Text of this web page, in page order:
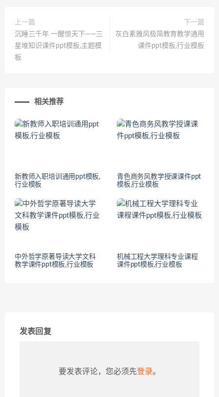
上一篇
沉睡三千年 一醒惊天下——三
星堆知识课件ppt模板,主题模
板
下一篇
灰白素雅风极简教育教学通用
课件ppt模板,行业模板
相关推荐
新教师入职培训通用ppt模板,
行业模板
青色商务风教学授课课件ppt
模板,行业模板
中外哲学原著导读大学文科
教学课件ppt模板,行业模板
机械工程大学理科专业课程
课件ppt模板,行业模板
发表回复
要发表评论，您必须先登录。